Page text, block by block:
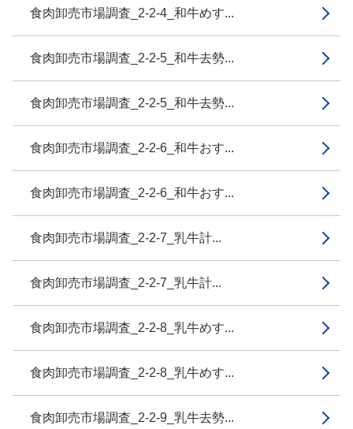
食肉卸売市場調査_2-2-4_和牛めす...
食肉卸売市場調査_2-2-5_和牛去勢...
食肉卸売市場調査_2-2-5_和牛去勢...
食肉卸売市場調査_2-2-6_和牛おす...
食肉卸売市場調査_2-2-6_和牛おす...
食肉卸売市場調査_2-2-7_乳牛計...
食肉卸売市場調査_2-2-7_乳牛計...
食肉卸売市場調査_2-2-8_乳牛めす...
食肉卸売市場調査_2-2-8_乳牛めす...
食肉卸売市場調査_2-2-9_乳牛去勢...